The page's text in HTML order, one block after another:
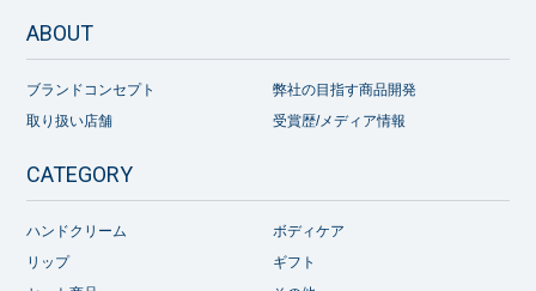
ABOUT
ブランドコンセプト
弊社の目指す商品開発
取り扱い店舗
受賞歴/メディア情報
CATEGORY
ハンドクリーム
ボディケア
リップ
ギフト